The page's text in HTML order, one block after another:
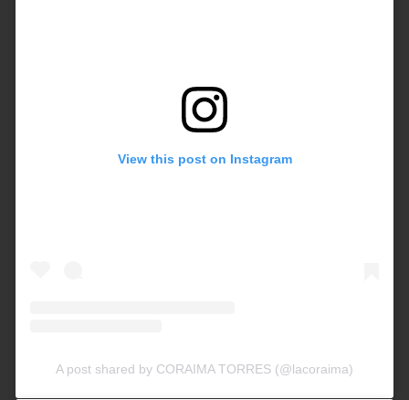
View this post on Instagram
A post shared by CORAIMA TORRES (@lacoraima)